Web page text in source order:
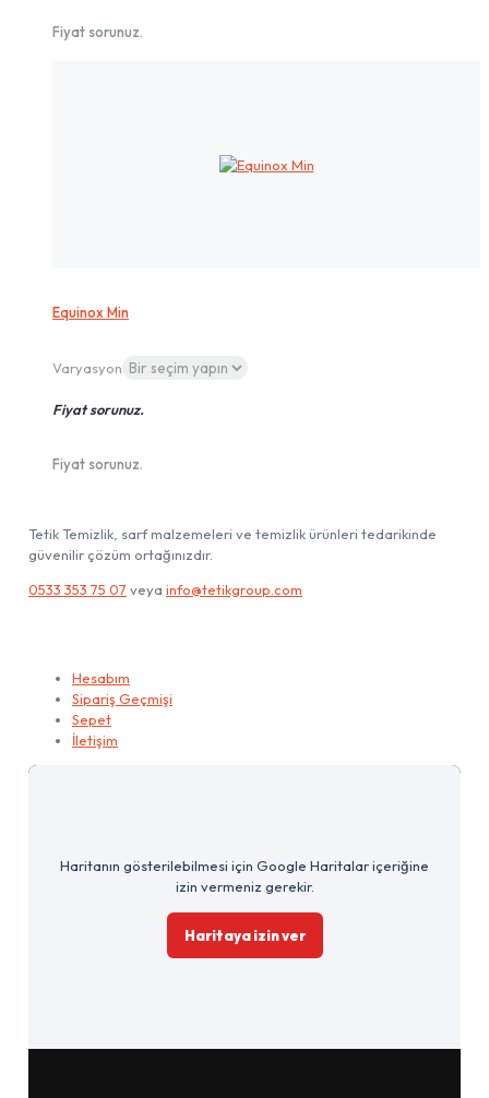
Fiyat sorunuz.
Equinox Min
Varyasyon
Fiyat sorunuz.
Fiyat sorunuz.
Tetik Temizlik, sarf malzemeleri ve temizlik ürünleri tedarikinde
güvenilir çözüm ortağınızdır.
0533 353 75 07 veya info@tetikgroup.com
Hesabım
Sipariş Geçmişi
Sepet
İletişim
Haritanın gösterilebilmesi için Google Haritalar içeriğine
izin vermeniz gerekir.
Haritaya izin ver